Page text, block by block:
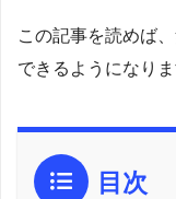
この記事を読めば
できるようになりま
目次